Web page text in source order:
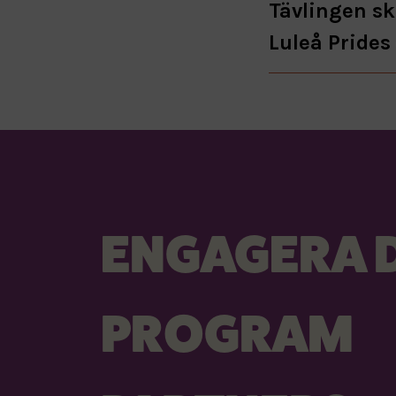
Tävlingen
Luleå
ENGAGERA
PROGRAM